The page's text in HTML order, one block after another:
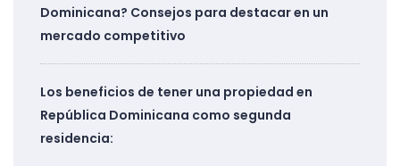
Dominicana? Consejos para destacar en un
mercado competitivo
Los beneficios de tener una propiedad en
República Dominicana como segunda
residencia: